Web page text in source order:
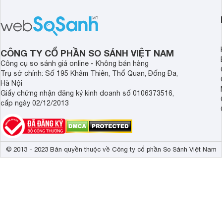
tới cho người dùng một thiết bị chất
lượng với nhiều trang bị ấn tượng và
độ bền bỉ cho nhu cầu sử dụng lâu
dài.
trang bị hiện đại
CÔNG TY CỔ PHẦN SO SÁNH VIỆT NAM
Công cụ so sánh giá online - Không bán hàng
Trụ sở chính: Số 195 Khâm Thiên, Thổ Quan, Đống Đa,
Hà Nội
Giấy chứng nhận đăng ký kinh doanh số 0106373516,
cấp ngày 02/12/2013
© 2013 - 2023 Bản quyền thuộc về Công ty cổ phần So Sánh Việt Nam